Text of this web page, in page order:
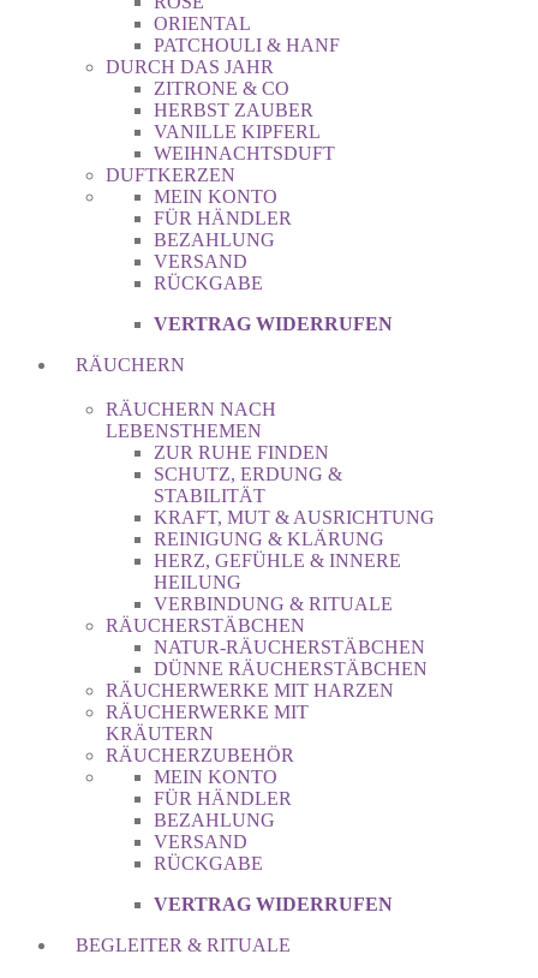
ORIENTAL
PATCHOULI & HANF
DURCH DAS JAHR
ZITRONE & CO
HERBST ZAUBER
VANILLE KIPFERL
WEIHNACHTSDUFT
DUFTKERZEN
MEIN KONTO
FÜR HÄNDLER
BEZAHLUNG
VERSAND
RÜCKGABE
VERTRAG WIDERRUFEN
RÄUCHERN
RÄUCHERN NACH
LEBENSTHEMEN
ZUR RUHE FINDEN
SCHUTZ, ERDUNG &
STABILITÄT
KRAFT, MUT & AUSRICHTUNG
REINIGUNG & KLÄRUNG
HERZ, GEFÜHLE & INNERE
HEILUNG
VERBINDUNG & RITUALE
RÄUCHERSTÄBCHEN
NATUR-RÄUCHERSTÄBCHEN
DÜNNE RÄUCHERSTÄBCHEN
RÄUCHERWERKE MIT HARZEN
RÄUCHERWERKE MIT
KRÄUTERN
RÄUCHERZUBEHÖR
MEIN KONTO
FÜR HÄNDLER
BEZAHLUNG
VERSAND
RÜCKGABE
VERTRAG WIDERRUFEN
BEGLEITER & RITUALE